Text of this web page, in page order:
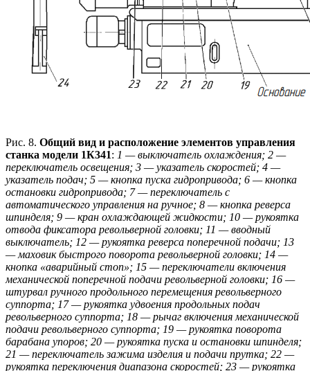
Рис. 8. Общий вид и расположение элементов управления
станка модели 1К341: 1 — выключатель охлаждения; 2 —
переключатель освещения; 3 — указатель скоростей; 4 —
указатель подач; 5 — кнопка пуска гидропривода; 6 — кнопка
остановки гидропривода; 7 — переключатель с
автоматического управления на ручное; 8 — кнопка реверса
шпинделя; 9 — кран охлаждающей жидкости; 10 — рукоятка
отвода фиксатора револьверной головки; 11 — вводный
выключатель; 12 — рукоятка реверса поперечной подачи; 13
— маховик быстрого поворота револьверной головки; 14 —
кнопка «аварийный стоп»; 15 — переключатели включения
механической поперечной подачи револьверной головки; 16 —
штурвал ручного продольного перемещения револьверного
суппорта; 17 — рукоятка удвоения продольных подач
револьверного суппорта; 18 — рычаг включения механической
подачи револьверного суппорта; 19 — рукоятка поворота
барабана упоров; 20 — рукоятка пуска и остановки шпинделя;
21 — переключатель зажима изделия и подачи прутка; 22 —
рукоятка переключения диапазона скоростей; 23 — рукоятка